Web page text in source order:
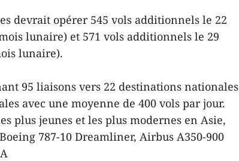
devrait opérer 545 vols additionnels le 22
lunaire) et 571 vols additionnels le 29
lunaire).
95 liaisons vers 22 destinations nationales
avec une moyenne de 400 vols par jour.
plus jeunes et les plus modernes en Asie,
787-10 Dreamliner, Airbus A350-900